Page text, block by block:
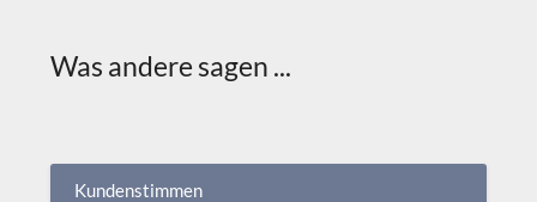
Was andere sagen ...
Kundenstimmen